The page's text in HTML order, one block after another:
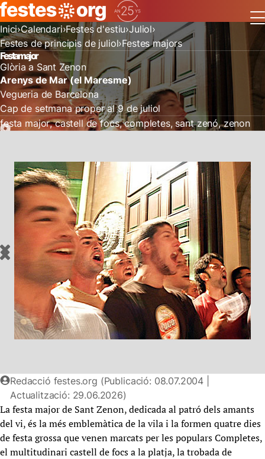
Inici Calendari Festes d'estiu Juliol
Festes de principis de juliol Festes majors
Festa major
Glòria a Sant Zenon
Arenys de Mar (el Maresme)
Vegueria de Barcelona
Cap de setmana proper al 9 de juliol
festa major castell de focs completes sant zenó zenon
Redacció festes.org (Publicació: 08.07.2004 |
Actualització: 29.06.2026)
La festa major de Sant Zenon, dedicada al patró dels amants
del vi, és la més emblemàtica de la vila i la formen quatre dies
de festa grossa que venen marcats per les populars Completes,
el multitudinari castell de focs a la platja, la trobada de